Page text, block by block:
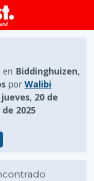
Biddinghuizen,
por Walibi
jueves, 20 de
2025